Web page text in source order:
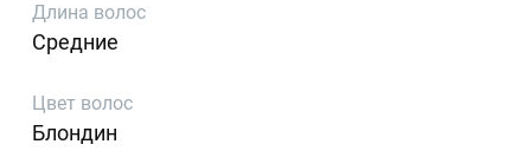
Длина волос
Средние
Цвет волос
Блондин